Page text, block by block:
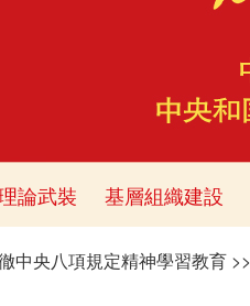
論武裝 基層組織建設
中央八項規定精神學習教育 >>